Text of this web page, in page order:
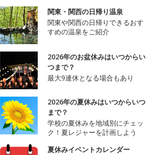
関東・関西の日帰り温泉
関東や関西の日帰りできるおす
すめの温泉をご紹介
2026年のお盆休みはいつからい
つまで？
最大9連休となる場合もあり
2026年の夏休みはいつからいつ
まで？
学校の夏休みを地域別にチェッ
ク！夏レジャーを計画しよう
夏休みイベントカレンダー